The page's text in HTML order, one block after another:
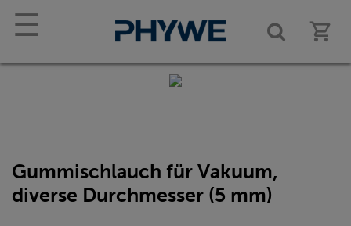
☰
Gummischlauch für Vakuum,
diverse Durchmesser (5 mm)